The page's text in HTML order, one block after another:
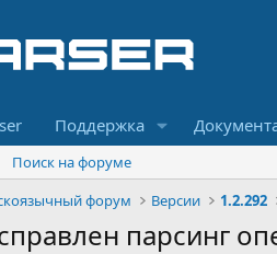
Поддержка
Поиск на форуме
форум Версии 1.2.292
парсинг